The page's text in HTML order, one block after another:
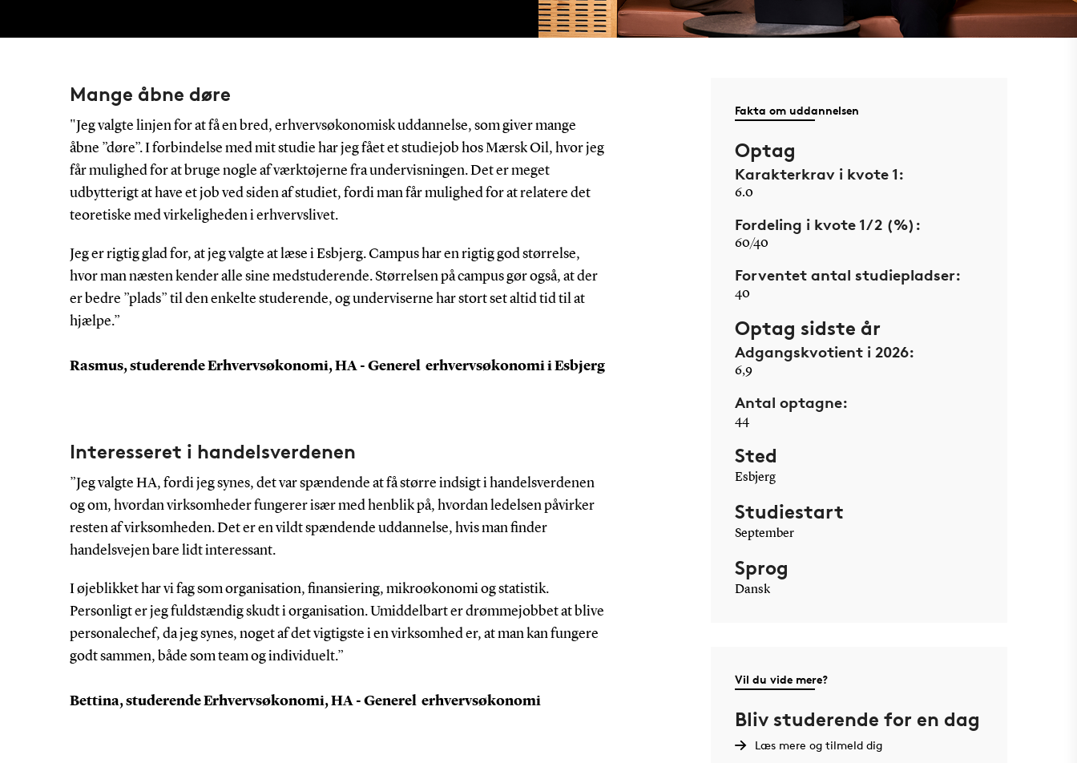
Mange åbne døre
"Jeg valgte linjen for at få en bred, erhvervsøkonomisk uddannelse, som giver mange
åbne ”døre”. I forbindelse med mit studie har jeg fået et studiejob hos Mærsk Oil, hvor jeg
får mulighed for at bruge nogle af værktøjerne fra undervisningen. Det er meget
udbytterigt at have et job ved siden af studiet, fordi man får mulighed for at relatere det
teoretiske med virkeligheden i erhvervslivet.
Jeg er rigtig glad for, at jeg valgte at læse i Esbjerg. Campus har en rigtig god størrelse,
hvor man næsten kender alle sine medstuderende. Størrelsen på campus gør også, at der
er bedre ”plads” til den enkelte studerende, og underviserne har stort set altid tid til at
hjælpe.”
Rasmus, studerende Erhvervsøkonomi, HA - Generel erhvervsøkonomi i Esbjerg
Interesseret i handelsverdenen
”Jeg valgte HA, fordi jeg synes, det var spændende at få større indsigt i handelsverdenen
og om, hvordan virksomheder fungerer især med henblik på, hvordan ledelsen påvirker
resten af virksomheden. Det er en vildt spændende uddannelse, hvis man finder
handelsvejen bare lidt interessant.
I øjeblikket har vi fag som organisation, finansiering, mikroøkonomi og statistik.
Personligt er jeg fuldstændig skudt i organisation. Umiddelbart er drømmejobbet at blive
personalechef, da jeg synes, noget af det vigtigste i en virksomhed er, at man kan fungere
godt sammen, både som team og individuelt.”
Bettina, studerende Erhvervsøkonomi, HA - Generel erhvervsøkonomi
Fakta om uddannelsen
Optag
Karakterkrav i kvote 1:
6.0
Fordeling i kvote 1/2 (%):
60/40
Forventet antal studiepladser:
40
Optag sidste år
Adgangskvotient i 2026:
6,9
Antal optagne:
44
Sted
Esbjerg
Studiestart
September
Sprog
Dansk
Vil du vide mere?
Bliv studerende for en dag
Læs mere og tilmeld dig